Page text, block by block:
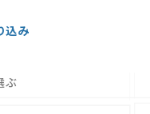
込み
ぶ